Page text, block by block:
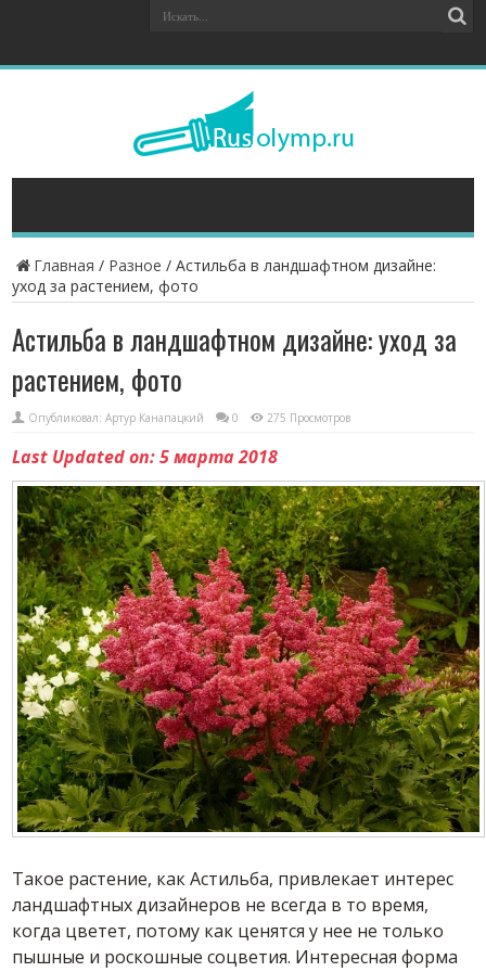
Главная / Разное /Астильба в ландшафтном дизайне:
уход за растением, фото
Астильба в ландшафтном дизайне: уход за
растением, фото
Опубликовал:Артур Канапацкий 0 275 Просмотров
Last Updated on: 5 марта 2018
Такое растение, как Астильба, привлекает интерес
ландшафтных дизайнеров не всегда в то время,
когда цветет, потому как ценятся у нее не только
пышные и роскошные соцветия. Интересная форма